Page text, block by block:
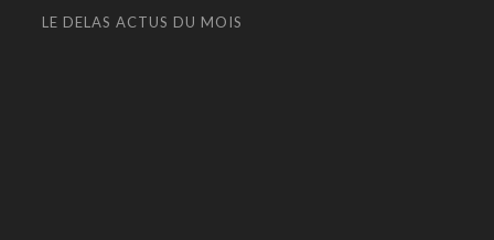
LE DELAS ACTUS DU MOIS